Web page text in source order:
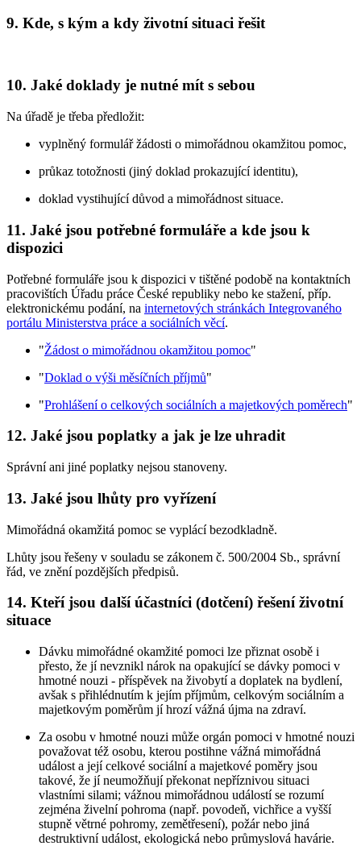
9. Kde, s kým a kdy životní situaci řešit
10. Jaké doklady je nutné mít s sebou
Na úřadě je třeba předložit:
vyplněný formulář žádosti o mimořádnou okamžitou pomoc,
průkaz totožnosti (jiný doklad prokazující identitu),
doklad vystihující důvod a mimořádnost situace.
11. Jaké jsou potřebné formuláře a kde jsou k
dispozici
Potřebné formuláře jsou k dispozici v tištěné podobě na kontaktních
pracovištích Úřadu práce České republiky nebo ke stažení, příp.
elektronickému podání, na internetových stránkách Integrovaného
portálu Ministerstva práce a sociálních věcí.
"Žádost o mimořádnou okamžitou pomoc"
"Doklad o výši měsíčních příjmů"
"Prohlášení o celkových sociálních a majetkových poměrech"
12. Jaké jsou poplatky a jak je lze uhradit
Správní ani jiné poplatky nejsou stanoveny.
13. Jaké jsou lhůty pro vyřízení
Mimořádná okamžitá pomoc se vyplácí bezodkladně.
Lhůty jsou řešeny v souladu se zákonem č. 500/2004 Sb., správní
řád, ve znění pozdějších předpisů.
14. Kteří jsou další účastníci (dotčení) řešení životní
situace
Dávku mimořádné okamžité pomoci lze přiznat osobě i
přesto, že jí nevznikl nárok na opakující se dávky pomoci v
hmotné nouzi - příspěvek na živobytí a doplatek na bydlení,
avšak s přihlédnutím k jejím příjmům, celkovým sociálním a
majetkovým poměrům jí hrozí vážná újma na zdraví.
Za osobu v hmotné nouzi může orgán pomoci v hmotné nouzi
považovat též osobu, kterou postihne vážná mimořádná
událost a její celkové sociální a majetkové poměry jsou
takové, že jí neumožňují překonat nepříznivou situaci
vlastními silami; vážnou mimořádnou událostí se rozumí
zejména živelní pohroma (např. povodeň, vichřice a vyšší
stupně větrné pohromy, zemětřesení), požár nebo jiná
destruktivní událost, ekologická nebo průmyslová havárie.